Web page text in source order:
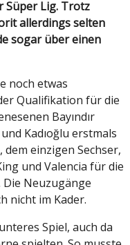
Süper Lig. Trotz
allerdings selten
sogar über einen
noch etwas
Qualifikation für die
Bayındır
Kadıoğlu erstmals
einzigen Sechser,
und Valencia für die
Neuzugänge
nicht im Kader.
Spiel, auch da